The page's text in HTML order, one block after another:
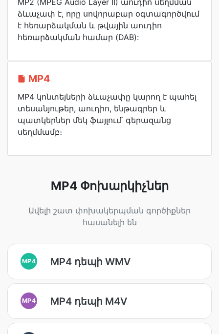
MP2 (MPEG Audio Layer II) աուդիո սեղմման
ձևաչափ է, որը սովորաբար օգտագործվում
է հեռարձակման և թվային աուդիո
հեռարձակման համար (DAB):
MP4
MP4 կոնտեյների ձևաչափը կարող է պահել
տեսանյութեր, աուդիո, ենթագրեր և
պատկերներ մեկ ֆայլում՝ գերազանց
սեղմմամբ։
MP4 Փոխարկիչներ
Ավելի շատ փոխակերպման գործիքներ
հասանելի են
MP4 MP4 դեպի WMV
MP4 MP4 դեպի M4V